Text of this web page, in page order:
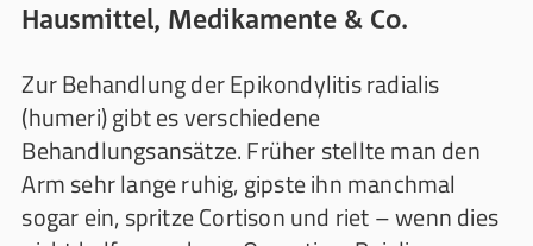
Hausmittel, Medikamente & Co.
Zur Behandlung der Epikondylitis radialis
(humeri) gibt es verschiedene
Behandlungsansätze. Früher stellte man den
Arm sehr lange ruhig, gipste ihn manchmal
sogar ein, spritze Cortison und riet – wenn dies